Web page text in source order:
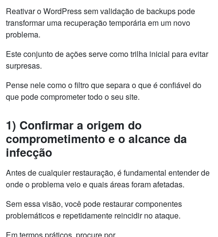
Reativar o WordPress sem validação de backups pode
transformar uma recuperação temporária em um novo
problema.
Este conjunto de ações serve como trilha inicial para evitar
surpresas.
Pense nele como o filtro que separa o que é confiável do
que pode comprometer todo o seu site.
1) Confirmar a origem do
comprometimento e o alcance da
infecção
Antes de cualquier restauração, é fundamental entender de
onde o problema veio e quais áreas foram afetadas.
Sem essa visão, você pode restaurar componentes
problemáticos e repetidamente reincidir no ataque.